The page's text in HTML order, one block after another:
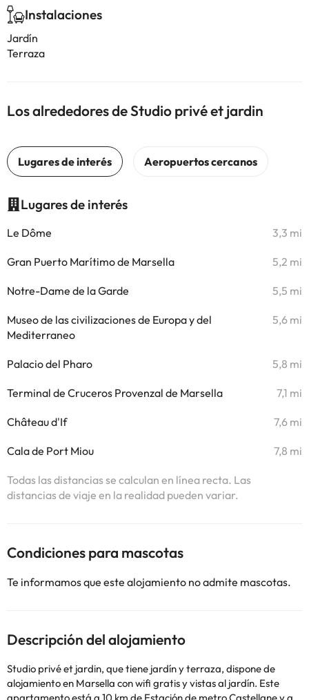
Instalaciones
Jardín
Terraza
Los alrededores de Studio privé et jardin
Lugares de interés
Le Dôme 3,3 mi
Gran Puerto Marítimo de Marsella 5,2 mi
Notre-Dame de la Garde 5,5 mi
Museo de las civilizaciones de Europa y del
Mediterraneo
5,6 mi
Palacio del Pharo 5,8 mi
Terminal de Cruceros Provenzal de Marsella 7,1 mi
Château d'If 7,6 mi
Cala de Port Miou 7,8 mi
Todas las distancias se calculan en línea recta. Las
distancias de viaje en la realidad pueden variar.
Condiciones para mascotas
Te informamos que este alojamiento no admite mascotas.
Descripción del alojamiento
Studio privé et jardin, que tiene jardín y terraza, dispone de
alojamiento en Marsella con wifi gratis y vistas al jardín. Este